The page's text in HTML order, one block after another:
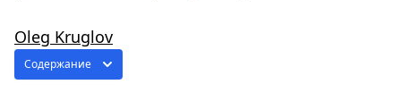
Oleg Kruglov
Содержание